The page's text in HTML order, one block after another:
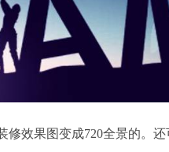
修效果图变成720全景的。